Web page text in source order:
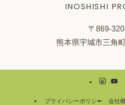
INOSHISHI
〒869-
熊本県宇城市三角
プライバシーポリシー 会社